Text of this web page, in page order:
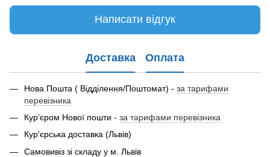
Написати відгук
Доставка Оплата
Нова Пошта ( Відділення/Поштомат) - за тарифами
перевізника
Кур’єром Нової пошти - за тарифами перевізника
Кур'єрська доставка (Львів)
Самовивіз зі складу у м. Львів